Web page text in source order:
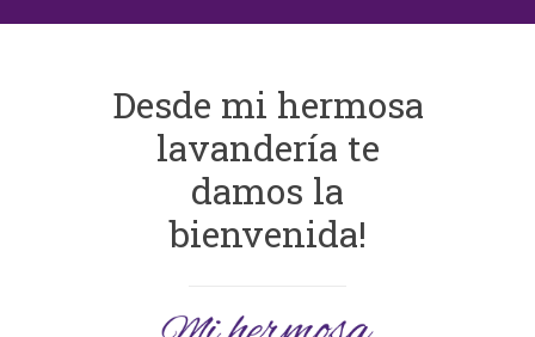
Desde mi hermosa
lavandería te
damos la
bienvenida!